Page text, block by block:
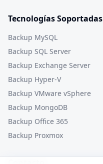
Tecnologías Soportadas
Backup MySQL
Backup SQL Server
Backup Exchange Server
Backup Hyper-V
Backup VMware vSphere
Backup MongoDB
Backup Office 365
Backup Proxmox